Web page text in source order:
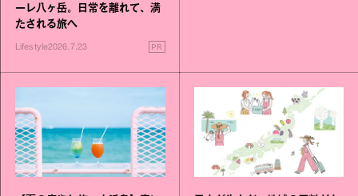
ーレ八ヶ岳。日常を離れて、満
たされる旅へ
Lifestyle2026.7.23 PR